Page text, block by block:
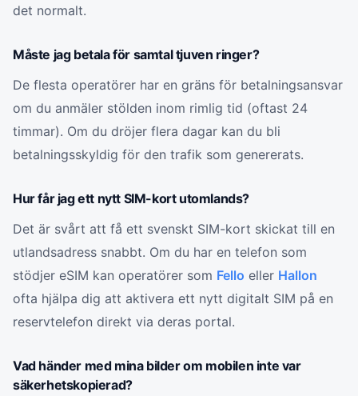
det normalt.
Måste jag betala för samtal tjuven ringer?
De flesta operatörer har en gräns för betalningsansvar
om du anmäler stölden inom rimlig tid (oftast 24
timmar). Om du dröjer flera dagar kan du bli
betalningsskyldig för den trafik som genererats.
Hur får jag ett nytt SIM-kort utomlands?
Det är svårt att få ett svenskt SIM-kort skickat till en
utlandsadress snabbt. Om du har en telefon som
stödjer eSIM kan operatörer som Fello eller Hallon
ofta hjälpa dig att aktivera ett nytt digitalt SIM på en
reservtelefon direkt via deras portal.
Vad händer med mina bilder om mobilen inte var
säkerhetskopierad?